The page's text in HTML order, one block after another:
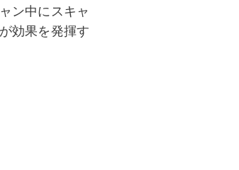
ン中にスキャ
効果を発揮す